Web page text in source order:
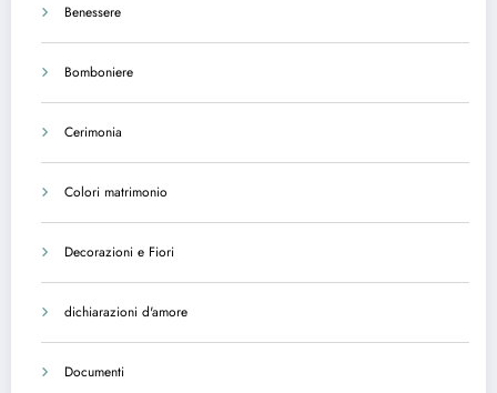
Benessere
Bomboniere
Cerimonia
Colori matrimonio
Decorazioni e Fiori
dichiarazioni d'amore
Documenti